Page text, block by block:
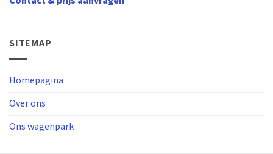
SITEMAP
Homepagina
Over ons
Ons wagenpark